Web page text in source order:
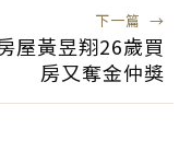
下一篇 →
屋黃昱翔26歲買
房又奪金仲獎